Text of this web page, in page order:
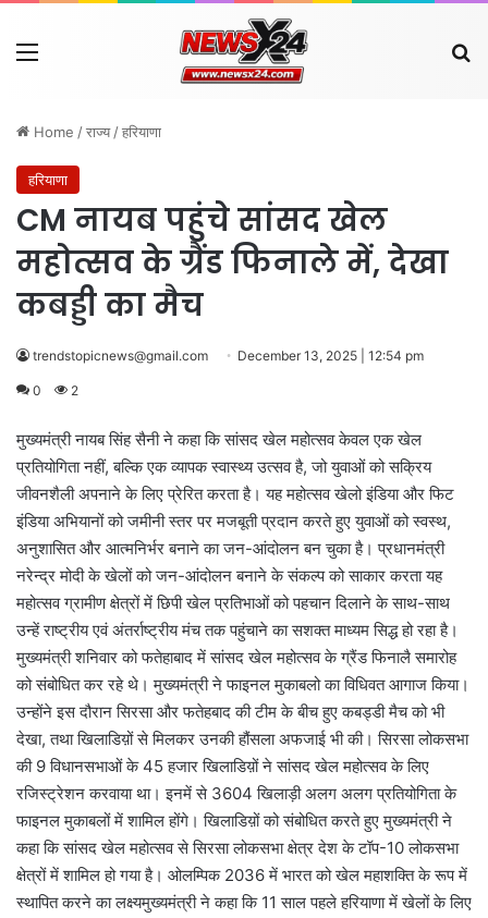
Menu
Home /राज्य /हरियाणा
हरियाणा
CM नायब पहुंचे सांसद खेल
महोत्सव के ग्रैंड फिनाले में, देखा
कबड्डी का मैच
trendstopicnews@gmail.com December 13, 2025 | 12:54 pm
0 2
मुख्यमंत्री नायब सिंह सैनी ने कहा कि सांसद खेल महोत्सव केवल एक खेल
प्रतियोगिता नहीं, बल्कि एक व्यापक स्वास्थ्य उत्सव है, जो युवाओं को सक्रिय
जीवनशैली अपनाने के लिए प्रेरित करता है। यह महोत्सव खेलो इंडिया और फिट
इंडिया अभियानों को जमीनी स्तर पर मजबूती प्रदान करते हुए युवाओं को स्वस्थ,
अनुशासित और आत्मनिर्भर बनाने का जन-आंदोलन बन चुका है। प्रधानमंत्री
नरेन्द्र मोदी के खेलों को जन-आंदोलन बनाने के संकल्प को साकार करता यह
महोत्सव ग्रामीण क्षेत्रों में छिपी खेल प्रतिभाओं को पहचान दिलाने के साथ-साथ
उन्हें राष्ट्रीय एवं अंतर्राष्ट्रीय मंच तक पहुंचाने का सशक्त माध्यम सिद्ध हो रहा है।
मुख्यमंत्री शनिवार को फतेहाबाद में सांसद खेल महोत्सव के ग्रैंड फिनालै समारोह
को संबोधित कर रहे थे। मुख्यमंत्री ने फाइनल मुकाबलो का विधिवत आगाज किया।
उन्होंने इस दौरान सिरसा और फतेहबाद की टीम के बीच हुए कबड्डी मैच को भी
देखा, तथा खिलाडिय़ों से मिलकर उनकी हौंसला अफजाई भी की। सिरसा लोकसभा
की 9 विधानसभाओं के 45 हजार खिलाडिय़ों ने सांसद खेल महोत्सव के लिए
रजिस्ट्रेशन करवाया था। इनमें से 3604 खिलाड़ी अलग अलग प्रतियोगिता के
फाइनल मुकाबलों में शामिल होंगे। खिलाडिय़ों को संबोधित करते हुए मुख्यमंत्री ने
कहा कि सांसद खेल महोत्सव से सिरसा लोकसभा क्षेत्र देश के टॉप-10 लोकसभा
क्षेत्रों में शामिल हो गया है। ओलम्पिक 2036 में भारत को खेल महाशक्ति के रूप में
स्थापित करने का लक्ष्यमुख्यमंत्री ने कहा कि 11 साल पहले हरियाणा में खेलों के लिए